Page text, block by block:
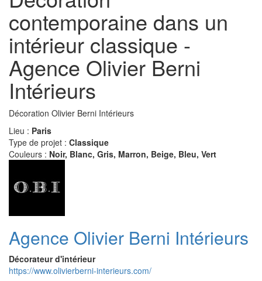
contemporaine dans un
intérieur classique -
Agence Olivier Berni
Intérieurs
Décoration Olivier Berni Intérieurs
Lieu : Paris
Type de projet : Classique
Couleurs : Noir, Blanc, Gris, Marron, Beige, Bleu, Vert
Agence Olivier Berni Intérieurs
Décorateur d'intérieur
https://www.olivierberni-interieurs.com/